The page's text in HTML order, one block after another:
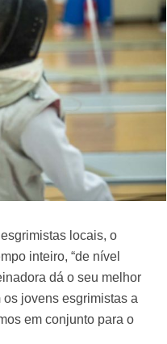
locais, o
inteiro, “de nível
dá o seu melhor
jovens esgrimistas a
em conjunto para o